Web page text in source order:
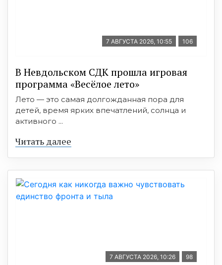
7 АВГУСТА 2026, 10:55 106
В Невдольском СДК прошла игровая
программа «Весёлое лето»
Лето — это самая долгожданная пора для
детей, время ярких впечатлений, солнца и
активного ...
Читать далее
7 АВГУСТА 2026, 10:26 98